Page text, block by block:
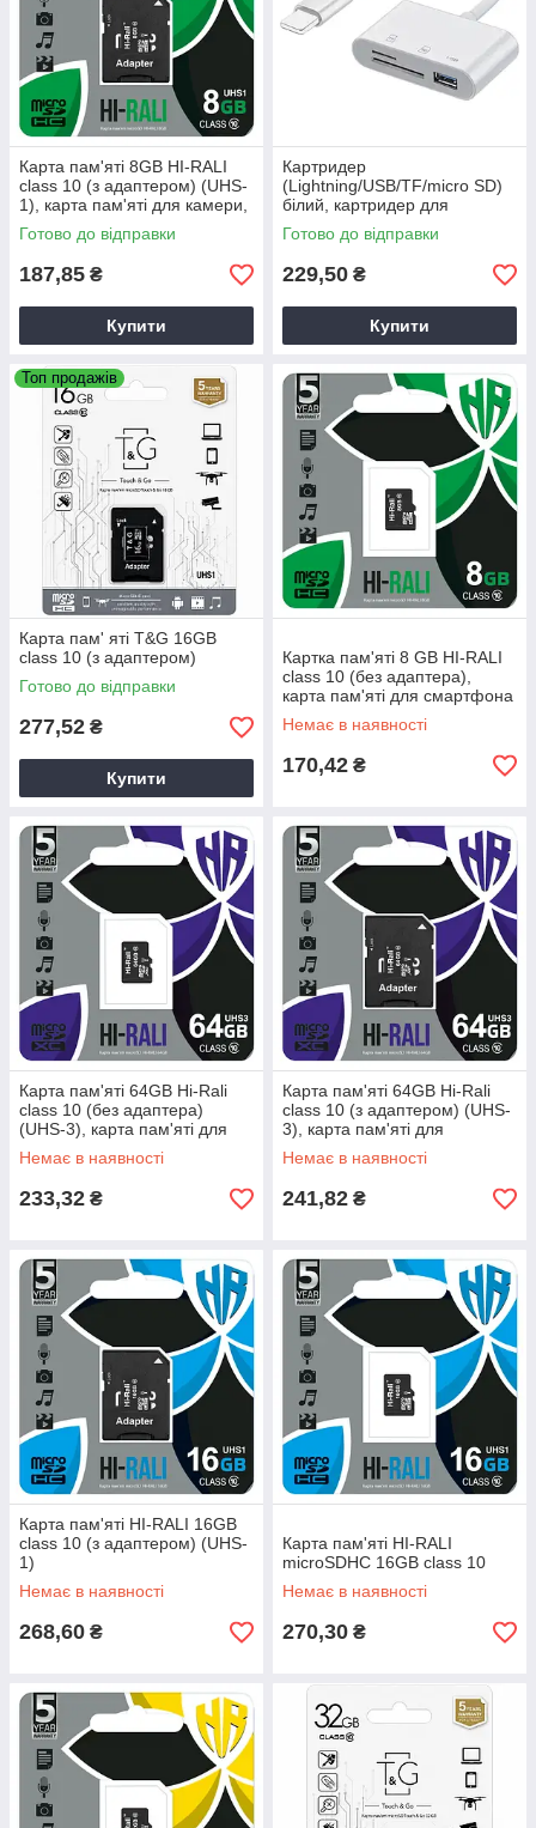
Карта пам'яті 8GB HI-RALI
class 10 (з адаптером) (UHS-
1), карта пам'яті для камери,
карта пам'яті з адаптером
Готово до відправки
187,85 ₴
Купити
Картридер
(Lightning/USB/TF/micro SD)
білий, картридер для
комп'ютера
Готово до відправки
229,50 ₴
Купити
Топ продажів
Карта пам' яті T&G 16GB
class 10 (з адаптером)
Готово до відправки
277,52 ₴
Купити
Картка пам'яті 8 GB HI-RALI
class 10 (без адаптера),
карта пам'яті для смартфона
Немає в наявності
170,42 ₴
Карта пам'яті 64GB Hi-Rali
class 10 (без адаптера)
(UHS-3), карта пам'яті для
смартфона, карта пам'яті
64GB
Немає в наявності
233,32 ₴
Карта пам'яті 64GB Hi-Rali
class 10 (з адаптером) (UHS-
3), карта пам'яті для
смартфона, карта пам'яті 64
GB
Немає в наявності
241,82 ₴
Карта пам'яті HI-RALI 16GB
class 10 (з адаптером) (UHS-
1)
Немає в наявності
268,60 ₴
Карта пам'яті HI-RALI
microSDHC 16GB class 10
Немає в наявності
270,30 ₴